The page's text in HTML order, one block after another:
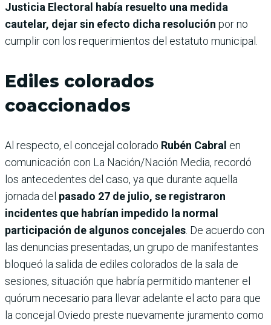
Justicia Electoral había resuelto una medida
cautelar, dejar sin efecto dicha resolución por no
cumplir con los requerimientos del estatuto municipal.
Ediles colorados
coaccionados
Al respecto, el concejal colorado Rubén Cabral en
comunicación con La Nación/Nación Media, recordó
los antecedentes del caso, ya que durante aquella
jornada del pasado 27 de julio, se registraron
incidentes que habrían impedido la normal
participación de algunos concejales. De acuerdo con
las denuncias presentadas, un grupo de manifestantes
bloqueó la salida de ediles colorados de la sala de
sesiones, situación que habría permitido mantener el
quórum necesario para llevar adelante el acto para que
la concejal Oviedo preste nuevamente juramento como